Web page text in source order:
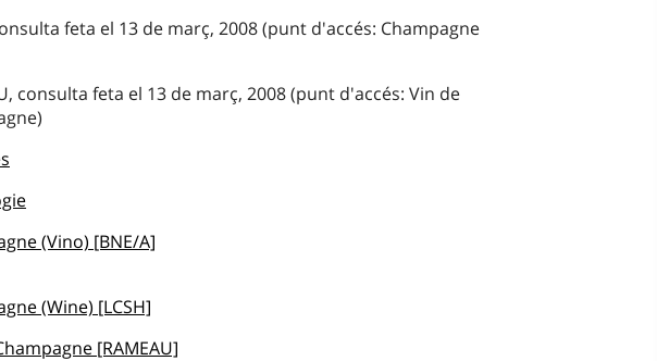
feta el 13 de març, 2008 (punt d'accés: Champagne
consulta feta el 13 de març, 2008 (punt d'accés: Vin de
(Vino) [BNE/A]
(Wine) [LCSH]
[RAMEAU]